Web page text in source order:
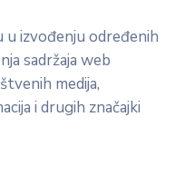
u izvođenju određenih
sadržaja web
medija,
i drugih značajki